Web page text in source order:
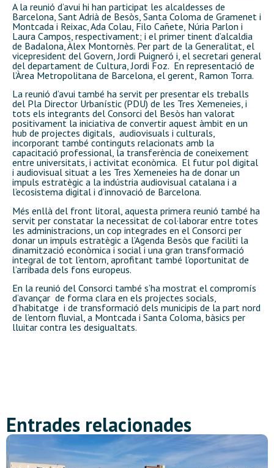
A la reunió d’avui hi han participat les alcaldesses de
Barcelona, Sant Adrià de Besòs, Santa Coloma de Gramenet i
Montcada i Reixac, Ada Colau, Filo Cañete, Núria Parlon i
Laura Campos, respectivament; i el primer tinent d’alcaldia
de Badalona, Àlex Montornès. Per part de la Generalitat, el
vicepresident del Govern, Jordi Puigneró i, el secretari general
del departament de Cultura, Jordi Foz. En representació de
l’Àrea Metropolitana de Barcelona, el gerent, Ramon Torra.
La reunió d’avui també ha servit per presentar els treballs
del Pla Director Urbanístic (PDU) de les Tres Xemeneies, i
tots els integrants del Consorci del Besòs han valorat
positivament la iniciativa de convertir aquest àmbit en un
hub de projectes digitals, audiovisuals i culturals,
incorporant també continguts relacionats amb la
capacitació professional, la transferència de coneixement
entre universitats, i activitat econòmica. El futur pol digital
i audiovisual situat a les Tres Xemeneies ha de donar un
impuls estratègic a la indústria audiovisual catalana i a
l’ecosistema digital i d’innovació de Barcelona.
Més enllà del front litoral, aquesta primera reunió també ha
servit per constatar la necessitat de col·laborar entre totes
les administracions, un cop integrades en el Consorci per
donar un impuls estratègic a l’Agenda Besòs que faciliti la
dinamització econòmica i social i una gran transformació
integral de tot l’entorn, aprofitant també l’oportunitat de
l’arribada dels fons europeus.
En la reunió del Consorci també s’ha mostrat el compromís
d’avançar de forma clara en els projectes socials,
d’habitatge i de transformació dels municipis de la part nord
de l’entorn fluvial, a Montcada i Santa Coloma, bàsics per
lluitar contra les desigualtats.
Entrades relacionades